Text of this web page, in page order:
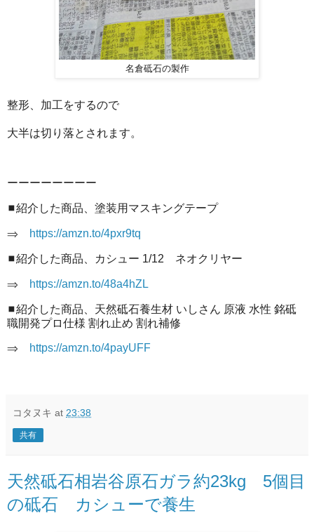
名倉砥石の製作
整形、加工をするので
大半は切り落とされます。
ーーーーーーーー
◼️紹介した商品、塗装用マスキングテープ
⇒ https://amzn.to/4pxr9tq
◼️紹介した商品、カシュー 1/12 ネオクリヤー
⇒ https://amzn.to/48a4hZL
◼️紹介した商品、天然砥石養生材 いしさん 原液 水性 銘砥
職開発プロ仕様 割れ止め 割れ補修
⇒ https://amzn.to/4payUFF
コタヌキ at 23:38
共有
天然砥石相岩谷原石ガラ約23kg 5個目
の砥石 カシューで養生